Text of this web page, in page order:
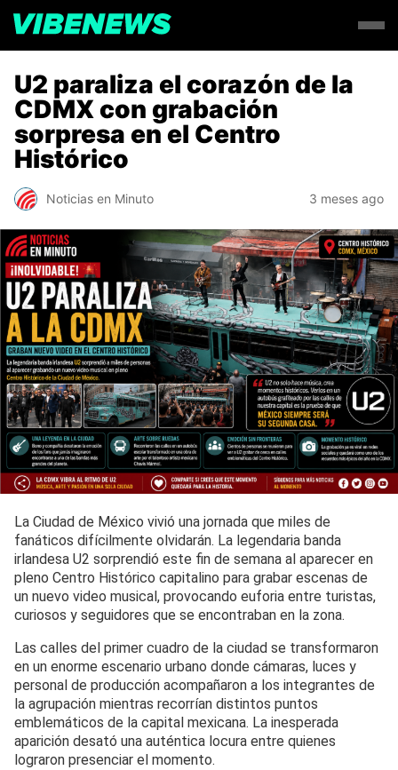
U2 paraliza el corazón de la
CDMX con grabación
sorpresa en el Centro
Histórico
Noticias en Minuto 3 meses ago
La Ciudad de México vivió una jornada que miles de
fanáticos difícilmente olvidarán. La legendaria banda
irlandesa U2 sorprendió este fin de semana al aparecer en
pleno Centro Histórico capitalino para grabar escenas de
un nuevo video musical, provocando euforia entre turistas,
curiosos y seguidores que se encontraban en la zona.
Las calles del primer cuadro de la ciudad se transformaron
en un enorme escenario urbano donde cámaras, luces y
personal de producción acompañaron a los integrantes de
la agrupación mientras recorrían distintos puntos
emblemáticos de la capital mexicana. La inesperada
aparición desató una auténtica locura entre quienes
lograron presenciar el momento.